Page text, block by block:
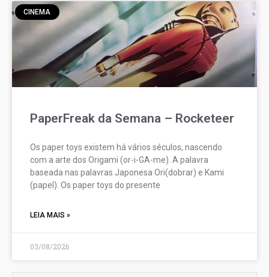
CINEMA
PaperFreak da Semana – Rocketeer
Os paper toys existem há vários séculos, nascendo
com a arte dos Origami (or-i-GA-me). A palavra
baseada nas palavras Japonesa Ori(dobrar) e Kami
(papel). Os paper toys do presente
LEIA MAIS »
03/08/2026